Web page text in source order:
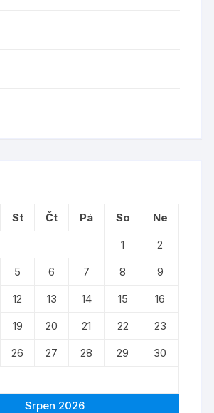
Srpen 2026
St Čt Pá So
Ne
1
2
5 6 7 8
9
12 13 14 15
16
19 20 21 22
23
26 27 28 29
30